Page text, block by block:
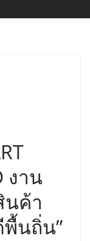
งาน
นค้า
นถิ่น”